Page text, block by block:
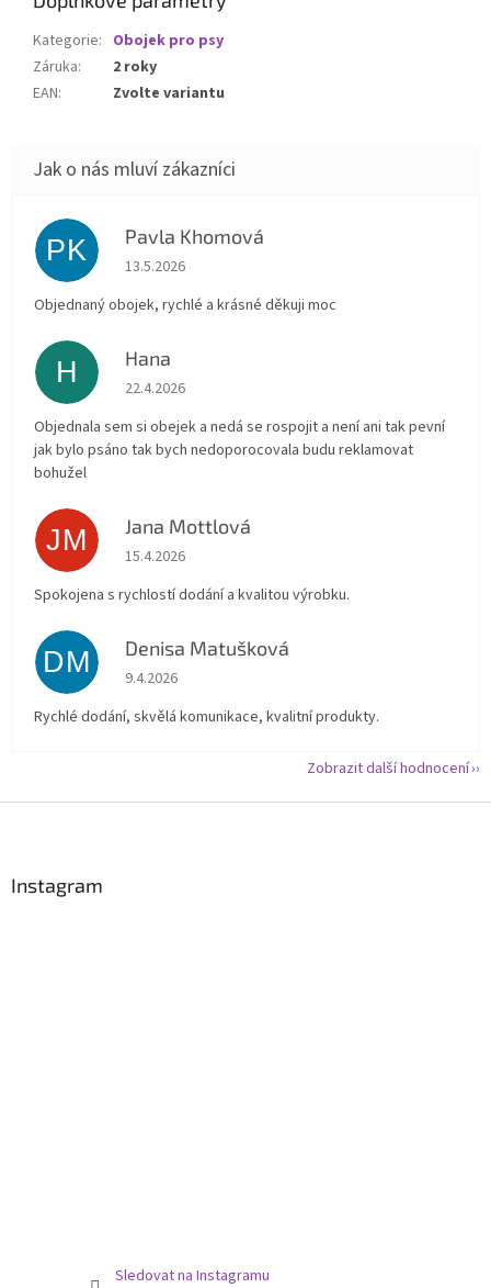
Kategorie: Obojek pro psy
Záruka:
2 roky
EAN: Zvolte variantu
PK Pavla Khomová
Hodnocení obchodu je 5 z 5 hvězdiček.
13.5.2026
Objednaný obojek, rychlé a krásné děkuji moc
H Hana
Hodnocení obchodu je 5 z 5 hvězdiček.
22.4.2026
Objednala sem si obejek a nedá se rospojit a není ani tak pevní
jak bylo psáno tak bych nedoporocovala budu reklamovat
bohužel
JM Jana Mottlová
Hodnocení obchodu je 5 z 5 hvězdiček.
15.4.2026
Spokojena s rychlostí dodání a kvalitou výrobku.
DM Denisa Matušková
Hodnocení obchodu je 5 z 5 hvězdiček.
9.4.2026
Rychlé dodání, skvělá komunikace, kvalitní produkty.
Zobrazit další hodnocení
Instagram
Sledovat na Instagramu